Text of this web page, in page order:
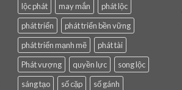
lộc phát
may mắn
phát lộc
phát triển
phát triển bền vững
phát triển mạnh mẽ
phát tài
Phát vượng
quyền lực
song lộc
sáng tạo
số cặp
số gánh